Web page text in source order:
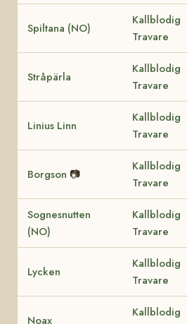
Spiltana (NO)
Kallblodig
Travare
Stråpärla
Kallblodig
Travare
Linius Linn
Kallblodig
Travare
Borgson 📷
Kallblodig
Travare
Sognesnutten
(NO)
Kallblodig
Travare
Lycken
Kallblodig
Travare
Noax
Kallblodig